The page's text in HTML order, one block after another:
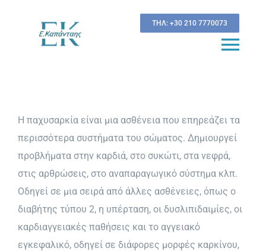
περιεχόμενο
ΤΗΛ: +30 210 7770073
Νέα & Εξελίξεις
στην Παχυσαρκία
Υπολογισμός Δείκτη Μάζας Σώματος
Υπολογισμός κινδύνου
εμφάνισης Διαβήτη τύπου 2
Η παχυσαρκία είναι μια ασθένεια που επηρεάζει τα
περισσότερα συστήματα του σώματος. Δημιουργεί
προβλήματα στην καρδιά, στο συκώτι, στα νεφρά,
στις αρθρώσεις, στο αναπαραγωγικό σύστημα κλπ.
Οδηγεί σε μια σειρά από άλλες ασθένειες, όπως ο
διαβήτης τύπου 2, η υπέρταση, οι δυσλιπιδαιμίες, οι
καρδιαγγειακές παθήσεις και το αγγειακό
εγκεφαλικό, οδηγεί σε διάφορες μορφές καρκίνου,